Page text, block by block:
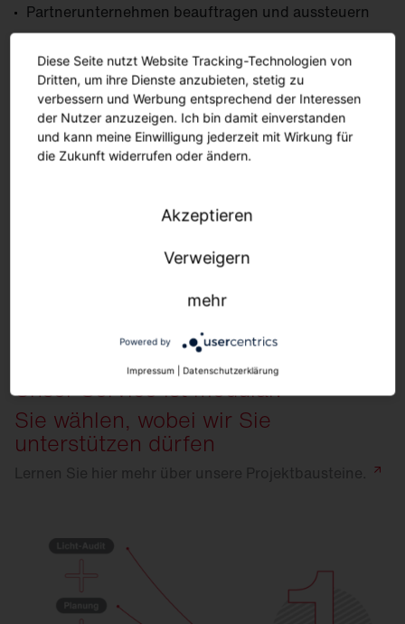
Partnerunternehmen beauftragen und aussteuern
Verträge optimieren und abschließen
Prüfungen und Messungen organisieren
Projekte dokumentieren
Unser Service ist modular.
Sie wählen, wobei wir Sie
unterstützen dürfen
Lernen Sie hier mehr über unsere Projektbausteine.
Diese Seite nutzt Website Tracking-Technologien von
Dritten, um ihre Dienste anzubieten, stetig zu
verbessern und Werbung entsprechend der Interessen
der Nutzer anzuzeigen. Ich bin damit einverstanden
und kann meine Einwilligung jederzeit mit Wirkung für
die Zukunft widerrufen oder ändern.
Akzeptieren
Verweigern
mehr
Powered by
Impressum Datenschutzerklärung